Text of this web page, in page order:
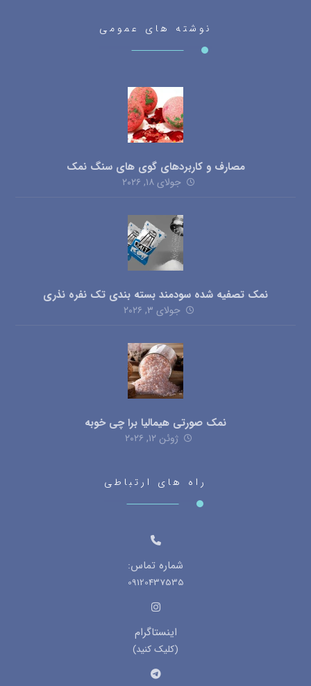
نوشته های عمومی
مصارف و کاربردهای گوی های سنگ نمک
جولای ۱۸, ۲۰۲۶
نمک تصفیه شده سودمند بسته بندی تک نفره نذری
جولای ۳, ۲۰۲۶
نمک صورتی هیمالیا برا چی خوبه
ژوئن ۱۲, ۲۰۲۶
راه های ارتباطی
شماره تماس:
09120437535
اینستاگرام
(کلیک کنید)